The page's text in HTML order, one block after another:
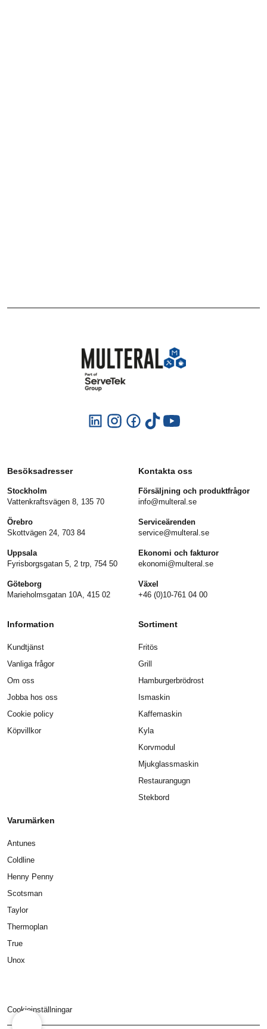
Besöksadresser
Stockholm
Vattenkraftsvägen 8, 135 70
Örebro
Skottvägen 24, 703 84
Uppsala
Fyrisborgsgatan 5, 2 trp, 754 50
Göteborg
Marieholmsgatan 10A, 415 02
Kontakta oss
Försäljning och produktfrågor
info@multeral.se
Serviceärenden
service@multeral.se
Ekonomi och fakturor
ekonomi@multeral.se
Växel
+46 (0)10-761 04 00
Information
Kundtjänst
Vanliga frågor
Om oss
Jobba hos oss
Cookie policy
Köpvillkor
Sortiment
Fritös
Grill
Hamburgerbrödrost
Ismaskin
Kaffemaskin
Kyla
Korvmodul
Mjukglassmaskin
Restaurangugn
Stekbord
Varumärken
Antunes
Coldline
Henny Penny
Scotsman
Taylor
Thermoplan
True
Unox
Cookieinställningar